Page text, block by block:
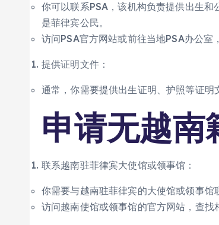
你可以联系PSA，该机构负责提供出生
是菲律宾公民。
访问PSA官方网站或前往当地PSA办公室
提供证明文件：
通常，你需要提供出生证明、护照等证明
申请无越南
联系越南驻菲律宾大使馆或领事馆：
你需要与越南驻菲律宾的大使馆或领事馆
访问越南使馆或领事馆的官方网站，查找